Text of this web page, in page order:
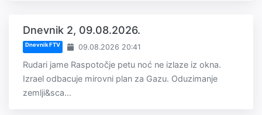
Dnevnik 2, 09.08.2026.
Dnevnik FTV 09.08.2026 20:41
Rudari jame Raspotočje petu noć ne izlaze iz okna.
Izrael odbacuje mirovni plan za Gazu. Oduzimanje
zemlji&sca...